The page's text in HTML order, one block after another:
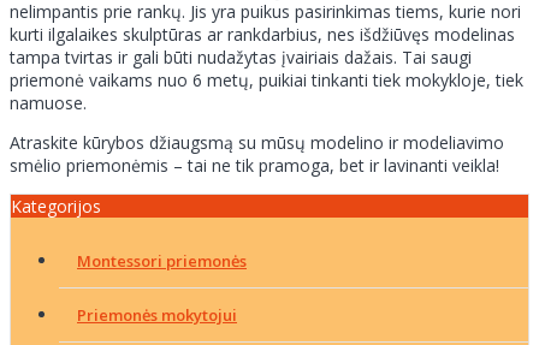
nelimpantis prie rankų. Jis yra puikus pasirinkimas tiems, kurie nori
kurti ilgalaikes skulptūras ar rankdarbius, nes išdžiūvęs modelinas
tampa tvirtas ir gali būti nudažytas įvairiais dažais. Tai saugi
priemonė vaikams nuo 6 metų, puikiai tinkanti tiek mokykloje, tiek
namuose.
Atraskite kūrybos džiaugsmą su mūsų modelino ir modeliavimo
smėlio priemonėmis – tai ne tik pramoga, bet ir lavinanti veikla!
Kategorijos
Montessori priemonės
Priemonės mokytojui